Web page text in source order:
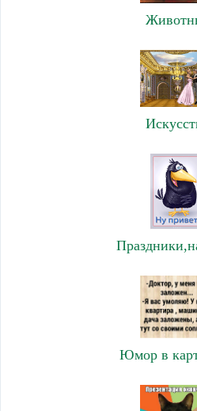
Юмор в